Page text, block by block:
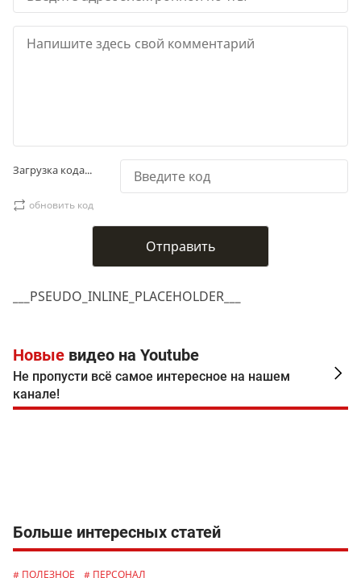
___PSEUDO_INLINE_PLACEHOLDER___
Загрузка кода...
обновить код
Новые видео на Youtube
Не пропусти всё самое интересное на нашем
канале!
Больше интересных статей
# ПОЛЕЗНОЕ # ПЕРСОНАЛ